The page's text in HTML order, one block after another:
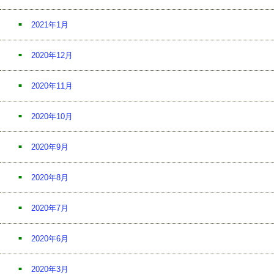
2021年1月
2020年12月
2020年11月
2020年10月
2020年9月
2020年8月
2020年7月
2020年6月
2020年3月